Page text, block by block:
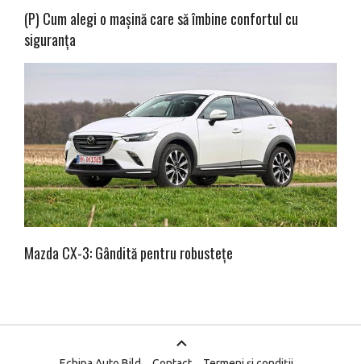
(P) Cum alegi o mașină care să îmbine confortul cu
siguranța
Mazda CX-3: Gândită pentru robustețe